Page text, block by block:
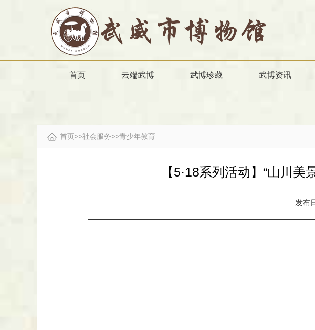
今天是：2026-08-07
首页 云端武博 武博珍藏 武博资讯
首页>>社会服务>>青少年教育
【5·18系列活动】“山川
发布